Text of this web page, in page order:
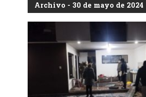
Archivo - 30 de mayo de 2024